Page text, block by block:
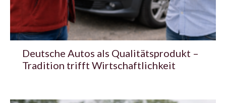
Deutsche Autos als Qualitätsprodukt –
Tradition trifft Wirtschaftlichkeit